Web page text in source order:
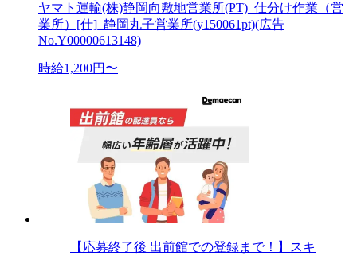
ヤマト運輸(株)静岡向敷地営業所(PT)_仕分け作業（営
業所）[仕]_静岡丸子営業所(y150061pt)(広告
No.Y00000613148)
時給1,200円〜
【応募終了後 出前館での登録まで！】スキ